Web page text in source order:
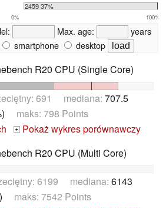
2459 37%
0% 100%
Max. age:
years
smartphone desktop
R20 CPU (Single Core)
691 mediana: 707.5
maks: 798 Points
+
Pokaż wykres porównawczy
R20 CPU (Multi Core)
6199 mediana: 6143
maks: 7542 Points